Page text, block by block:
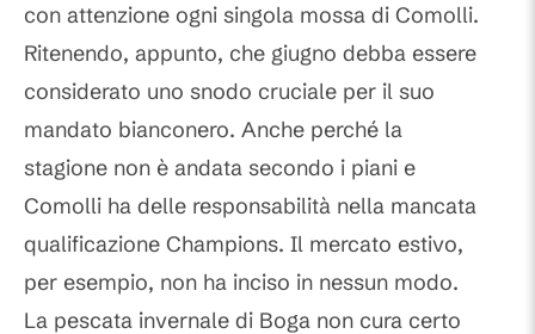
con attenzione ogni singola mossa di Comolli.
Ritenendo, appunto, che giugno debba essere
considerato uno snodo cruciale per il suo
mandato bianconero. Anche perché la
stagione non è andata secondo i piani e
Comolli ha delle responsabilità nella mancata
qualificazione Champions. Il mercato estivo,
per esempio, non ha inciso in nessun modo.
La pescata invernale di Boga non cura certo